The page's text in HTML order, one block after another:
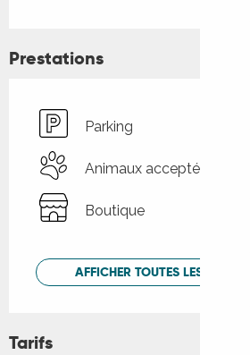
Prestations
Parking
Animaux acceptés
Boutique
AFFICHER TOUTES LES
Tarifs